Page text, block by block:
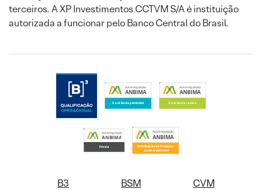
terceiros. A XP Investimentos CCTVM S/A é instituição
autorizada a funcionar pelo Banco Central do Brasil.
B3 BSM
CVM